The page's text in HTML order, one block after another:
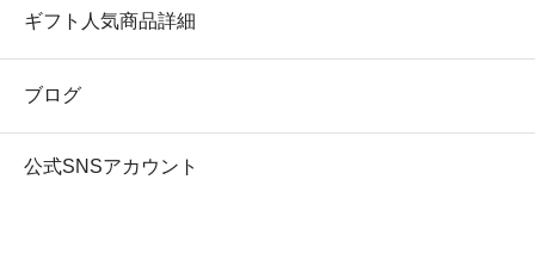
ギフト人気商品詳細
ブログ
公式SNSアカウント